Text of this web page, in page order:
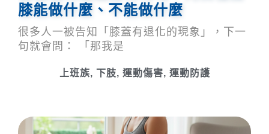
膝能做什麼、不能做什麼
很多人一被告知「膝蓋有退化的現象」，下一
句就會問： 「那我是
上班族, 下肢, 運動傷害, 運動防護